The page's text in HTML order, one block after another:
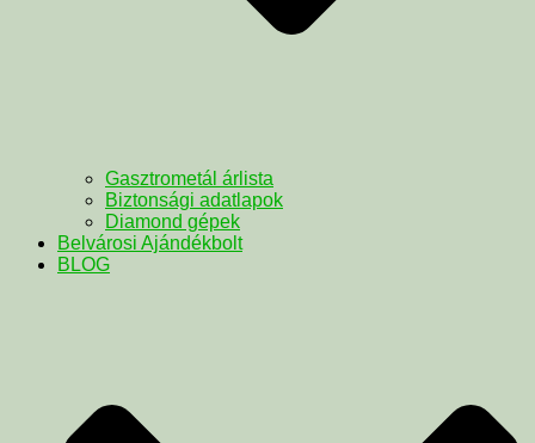
Gasztrometál árlista
Biztonsági adatlapok
Diamond gépek
Belvárosi Ajándékbolt
BLOG